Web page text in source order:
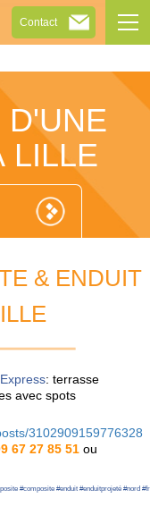
Contact
D'UNE
LILLE
& ENDUIT
: terrasse
avec spots
3102909159776328
67 27 85 51 ou
#composite #enduit #enduitprojeté #nord #